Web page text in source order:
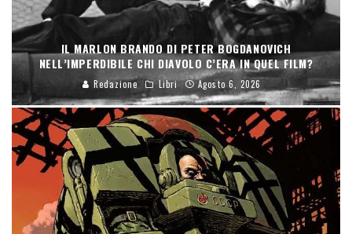
IL MARLON BRANDO DI PETER BOGDANOVICH
NELL’IMPERDIBILE CHI DIAVOLO C’ERA IN QUEL FILM?
Redazione Libri Agosto 6, 2026